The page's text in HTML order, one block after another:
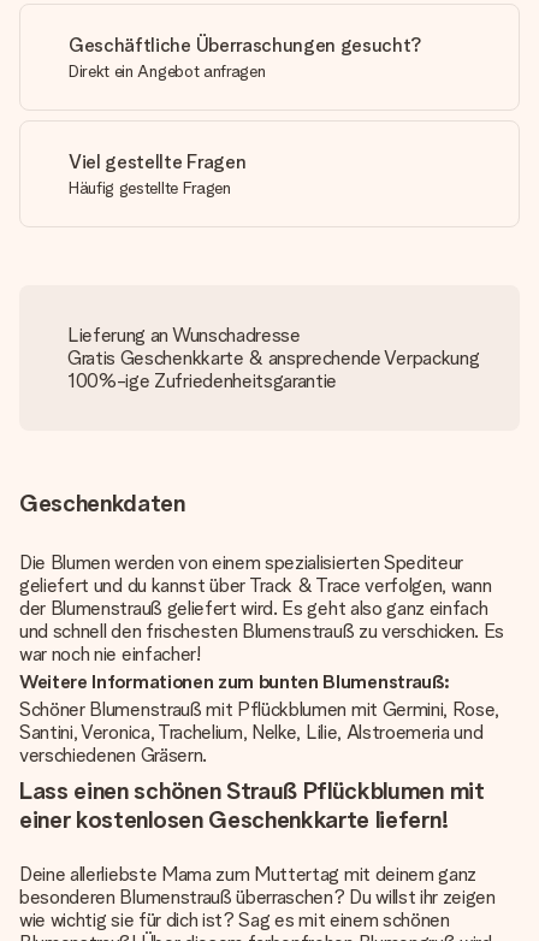
Geschäftliche Überraschungen gesucht?
Direkt ein Angebot anfragen
Viel gestellte Fragen
Häufig gestellte Fragen
Lieferung an Wunschadresse
Gratis Geschenkkarte & ansprechende Verpackung
100%-ige Zufriedenheitsgarantie
Geschenkdaten
Die Blumen werden von einem spezialisierten Spediteur
geliefert und du kannst über Track & Trace verfolgen, wann
der Blumenstrauß geliefert wird. Es geht also ganz einfach
und schnell den frischesten Blumenstrauß zu verschicken. Es
war noch nie einfacher!
Weitere Informationen zum bunten Blumenstrauß:
Schöner Blumenstrauß mit Pflückblumen mit Germini, Rose,
Santini, Veronica, Trachelium, Nelke, Lilie, Alstroemeria und
verschiedenen Gräsern.
Lass einen schönen Strauß Pflückblumen mit
einer kostenlosen Geschenkkarte liefern!
Deine allerliebste Mama zum Muttertag mit deinem ganz
besonderen Blumenstrauß überraschen? Du willst ihr zeigen
wie wichtig sie für dich ist? Sag es mit einem schönen